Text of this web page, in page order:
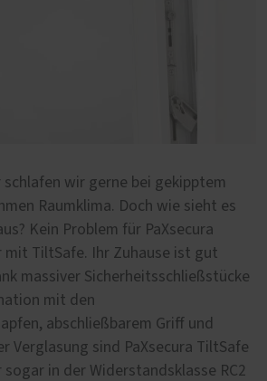
schlafen wir gerne bei gekipptem
Raumklima. Doch wie sieht es
Kein Problem für PaXsecura
TiltSafe. Ihr Zuhause ist gut
massiver Sicherheitsschließstücke
mit den
abschließbarem Griff und
Verglasung sind PaXsecura TiltSafe
in der Widerstandsklasse RC2